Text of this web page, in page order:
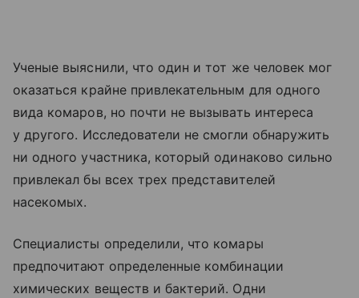
Ученые выяснили, что один и тот же человек мог
оказаться крайне привлекательным для одного
вида комаров, но почти не вызывать интереса
у другого. Исследователи не смогли обнаружить
ни одного участника, который одинаково сильно
привлекал бы всех трех представителей
насекомых.
Специалисты определили, что комары
предпочитают определенные комбинации
химических веществ и бактерий. Одни